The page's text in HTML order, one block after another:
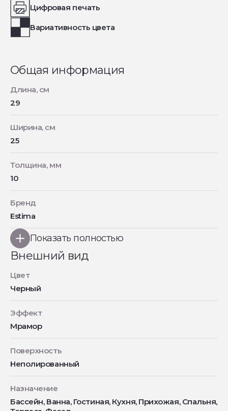
Цифровая печать
Вариативность цвета
Общая информация
Длина, см
29
Ширина, см
25
Толщина, мм
10
Бренд
Estima
Показать полностью
Внешний вид
Цвет
Черный
Эффект
Мрамор
Поверхность
Неполированный
Назначение
Бассейн, Ванна, Гостиная, Кухня, Прихожая, Спальня,